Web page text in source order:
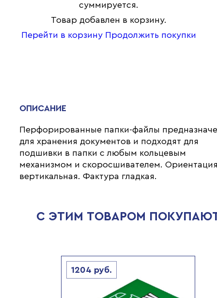
суммируется.
Товар добавлен в корзину.
Перейти в корзину Продолжить покупки
ОПИСАНИЕ
Перфорированные папки-файлы
для хранения документов и подходят для
подшивки в папки с любым кольцевым
механизмом и скоросшивателем.
вертикальная. Фактура гладкая.
С ЭТИМ ТОВАРОМ
1204 руб.